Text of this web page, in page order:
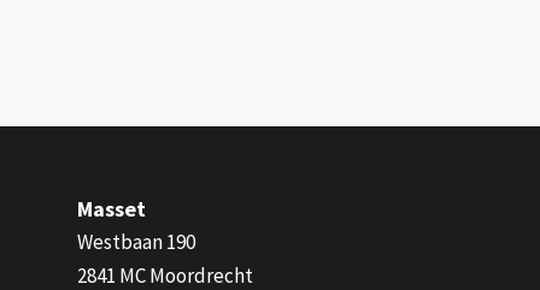
Masset
Westbaan 190
2841 MC Moordrecht